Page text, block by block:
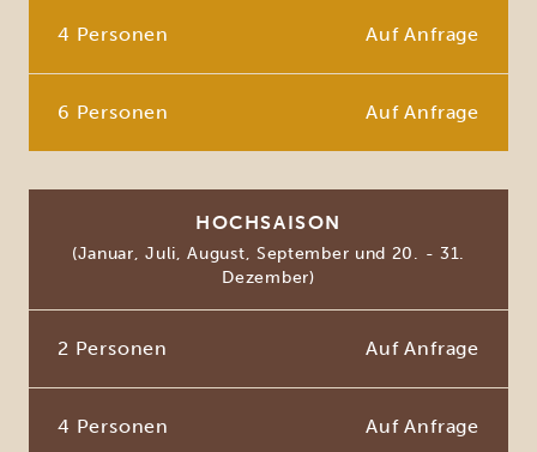
4 Personen Auf Anfrage
6 Personen Auf Anfrage
HOCHSAISON
(Januar, Juli, August, September und 20. - 31.
Dezember)
2 Personen Auf Anfrage
4 Personen Auf Anfrage